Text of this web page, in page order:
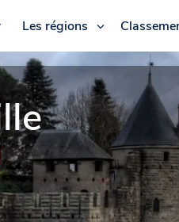
Les régions